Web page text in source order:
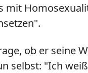
mit
ob er seine
selbst: "Ich